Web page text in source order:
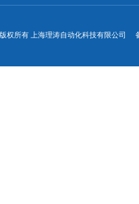
权所有 上海理涛自动化科技有限公司